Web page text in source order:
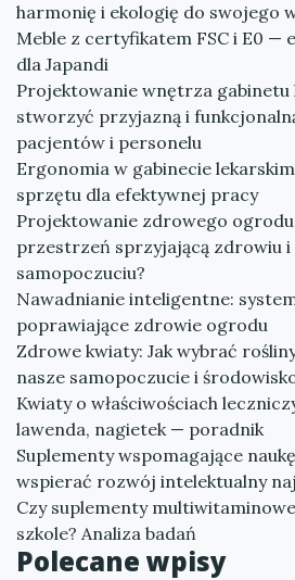
harmonię i ekologię do swojego
Meble z certyfikatem FSC i E0 —
dla Japandi
Projektowanie wnętrza gabinetu
stworzyć przyjazną i
pacjentów i personelu
Ergonomia w gabinecie
sprzętu dla efektywnej pracy
Projektowanie zdrowego
przestrzeń sprzyjającą zdrowiu
samopoczuciu?
Nawadnianie inteligentne:
poprawiające zdrowie ogrodu
Zdrowe kwiaty: Jak wybrać
nasze samopoczucie i
Kwiaty o właściwościach
lawenda, nagietek — poradnik
Suplementy wspomagające
wspierać rozwój intelektualny
Czy suplementy
szkole? Analiza badań
Polecane wpisy